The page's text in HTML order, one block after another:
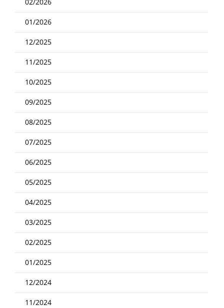
02/2026
01/2026
12/2025
11/2025
10/2025
09/2025
08/2025
07/2025
06/2025
05/2025
04/2025
03/2025
02/2025
01/2025
12/2024
11/2024